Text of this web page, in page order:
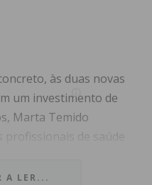
às duas novas
um investimento de
Marta Temido
profissionais de saúde
de habitantes.
A LER...